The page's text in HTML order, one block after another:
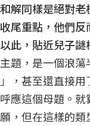
解同樣是絕對
尾重點，他們
此，貼近兒子謎
題，是一個浪
，甚至還直接用
呼應這個母題。
，但在這樣的類